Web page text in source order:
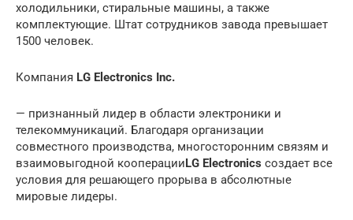
холодильники, стиральные машины, а также
комплектующие. Штат сотрудников завода превышает
1500 человек.
Компания LG Electronics Inc.
— признанный лидер в области электроники и
телекоммуникаций. Благодаря организации
совместного производства, многосторонним связям и
взаимовыгодной кооперацииLG Electronics создает все
условия для решающего прорыва в абсолютные
мировые лидеры.